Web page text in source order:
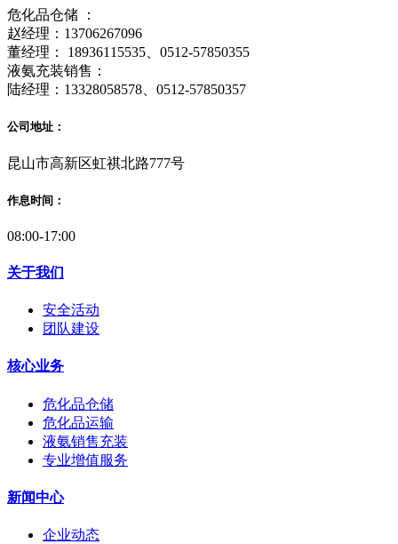
危化品仓储 ：
赵经理：13706267096
董经理： 18936115535、0512-57850355
液氨充装销售：
陆经理：13328058578、0512-57850357
公司地址：
昆山市高新区虹祺北路777号
作息时间：
08:00-17:00
关于我们
安全活动
团队建设
核心业务
危化品仓储
危化品运输
液氨销售充装
专业增值服务
新闻中心
企业动态